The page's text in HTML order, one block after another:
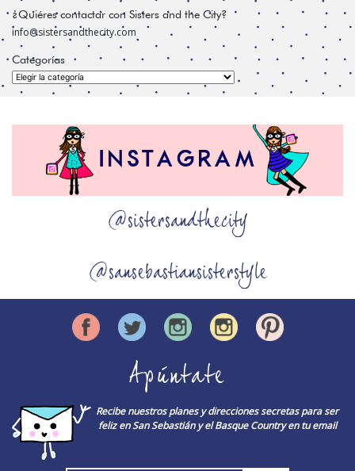
¿Quiéres contactar con Sisters and the City?
info@sistersandthecity.com
Categorías
Categorías
@sistersandthecity
@sansebastiansisterstyle
Apúntate
Recibe nuestros planes y direcciones secretas para ser
feliz en San Sebastián y el Basque Country en tu email